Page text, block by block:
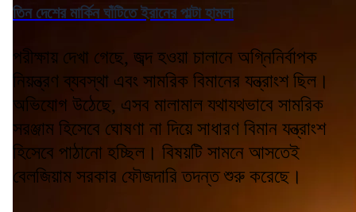
তিন দেশের মার্কিন ঘাঁটিতে ইরানের পাল্টা হামলা
পরীক্ষায় দেখা গেছে, জব্দ হওয়া চালানে অগ্নিনির্বাপক
নিয়ন্ত্রণ ব্যবস্থা এবং সামরিক বিমানের যন্ত্রাংশ ছিল।
অভিযোগ উঠেছে, এসব মালামাল যথাযথভাবে সামরিক
সরঞ্জাম হিসেবে ঘোষণা না দিয়ে সাধারণ বিমান যন্ত্রাংশ
হিসেবে পাঠানো হচ্ছিল। বিষয়টি সামনে আসতেই
বেলজিয়াম সরকার ফৌজদারি তদন্ত শুরু করেছে।